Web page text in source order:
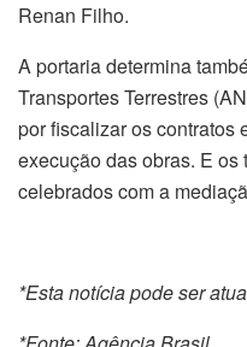
Renan Filho.
A portaria determina
Transportes Terrestres
por fiscalizar os contratos
execução das obras. E
celebrados com a
*Esta notícia pode ser